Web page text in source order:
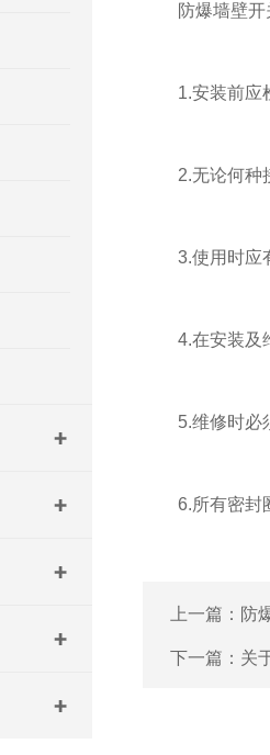
防爆墙壁开
1.安装前应检
2.无论何种接
3.使用时应
4.在安装及维
5.维修时必
6.所有密封圈
上一篇： 防
下一篇： 关